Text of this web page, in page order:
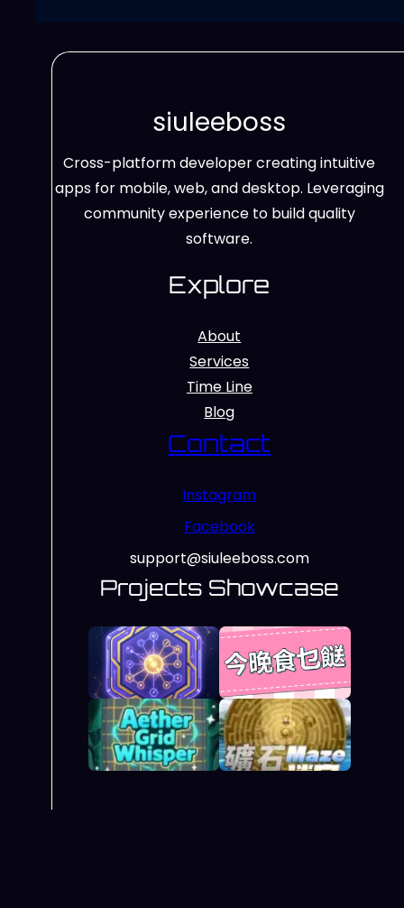
siuleeboss
Cross-platform developer creating intuitive
apps for mobile, web, and desktop. Leveraging
community experience to build quality
software.
Explore
About
Services
Time Line
Blog
Contact
Instagram
Facebook
support@siuleeboss.com
Projects Showcase